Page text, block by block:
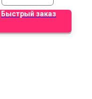
Быстрый заказ